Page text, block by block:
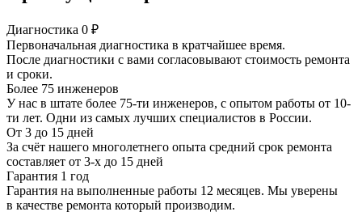
Диагностика 0 ₽
Первоначальная диагностика в кратчайшее время.
После диагностики с вами согласовывают стоимость ремонта
и сроки.
Более 75 инженеров
У нас в штате более 75-ти инженеров, с опытом работы от 10-
ти лет. Одни из самых лучших специалистов в России.
От 3 до 15 дней
За счёт нашего многолетнего опыта средний срок ремонта
составляет от 3-х до 15 дней
Гарантия 1 год
Гарантия на выполненные работы 12 месяцев. Мы уверены
в качестве ремонта который производим.